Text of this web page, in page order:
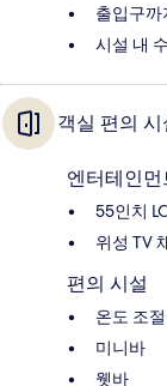
출입구까
시설 내
객실 편의 시
엔터테인먼
55인치
위성 TV
편의 시설
온도 조
미니바
웻바